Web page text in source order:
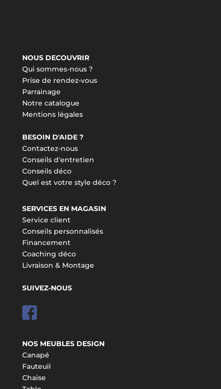
NOUS DECOUVRIR
Qui sommes-nous ?
Prise de rendez-vous
Parrainage
Notre catalogue
Mentions légales
BESOIN D'AIDE ?
Contactez-nous
Conseils d'entretien
Conseils déco
Quel est votre style déco ?
SERVICES EN MAGASIN
Service client
Conseils personnalisés
Financement
Coaching déco
Livraison & Montage
SUIVEZ-NOUS
NOS MEUBLES DESIGN
Canapé
Fauteuil
Chaise